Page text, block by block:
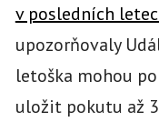
v posledních
upozorňovaly
letoška mohou
uložit pokutu až